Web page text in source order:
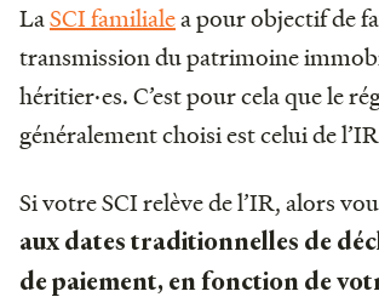
LaSCI familialea pour objectif de
transmission du patrimoine
héritier·es. C’est pour cela que le
généralement choisi est celui de
Si votre SCI relève de l’IR, alors
aux dates traditionnelles de
de paiement, en fonction de